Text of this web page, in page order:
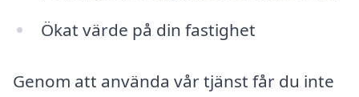
Ökat värde på din fastighet
Genom att använda vår tjänst får du inte